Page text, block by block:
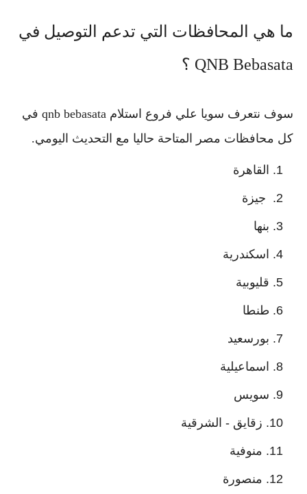
ما هي المحافظات التي تدعم التوصيل في
QNB Bebasata ؟
سوف نتعرف سويا علي فروع استلام qnb bebasata في
كل محافظات مصر المتاحة حاليا مع التحديث اليومي.
القاهرة
جيزة
بنها
اسكندرية
قليوبية
طنطا
بورسعيد
اسماعيلية
سويس
زقايق - الشرقية
منوفية
منصورة